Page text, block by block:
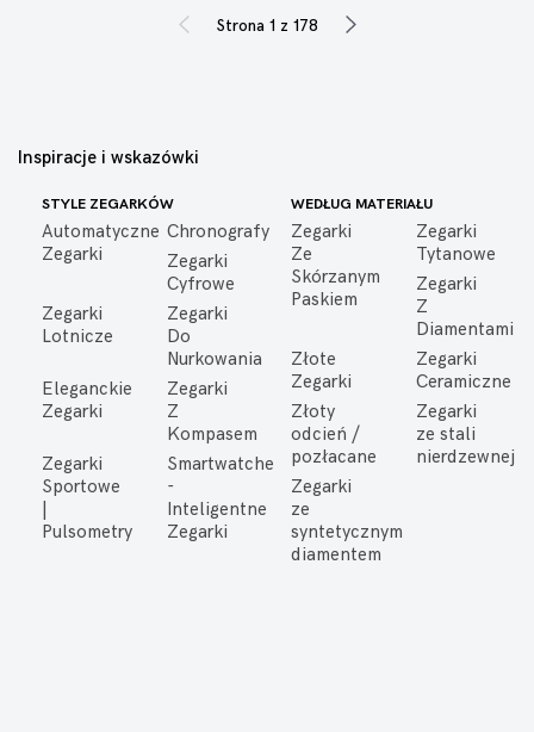
Strona 1 z 178
Inspiracje i wskazówki
STYLE ZEGARKÓW
Automatyczne
Zegarki
Chronografy
Zegarki
Cyfrowe
Zegarki
Lotnicze
Zegarki
Do
Nurkowania
Eleganckie
Zegarki
Zegarki
Z
Kompasem
Zegarki
Sportowe
Pulsometry
Smartwatche
-
Inteligentne
Zegarki
WEDŁUG MATERIAŁU
Zegarki
Ze
Skórzanym
Paskiem
Zegarki
Tytanowe
Zegarki
Z
Diamentami
Złote
Zegarki
Zegarki
Ceramiczne
Złoty
odcień /
pozłacane
Zegarki
ze stali
nierdzewnej
Zegarki
ze
syntetycznym
diamentem